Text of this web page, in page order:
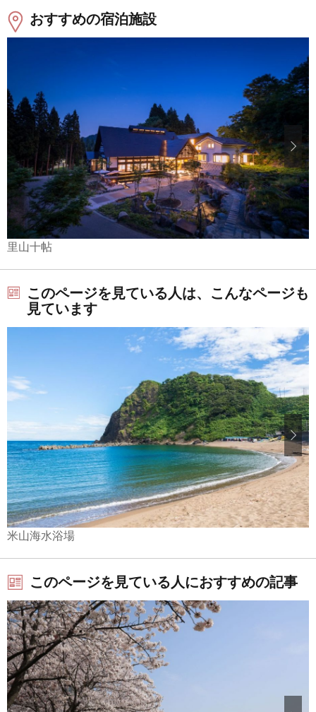
おすすめの宿泊施設
里山十帖
このページを見ている人は、こんなページも
見ています
米山海水浴場
このページを見ている人におすすめの記事